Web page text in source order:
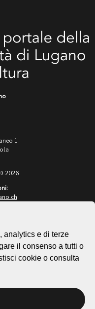
1
2026
analytics e di terze
il consenso a tutti o
cookie o consulta